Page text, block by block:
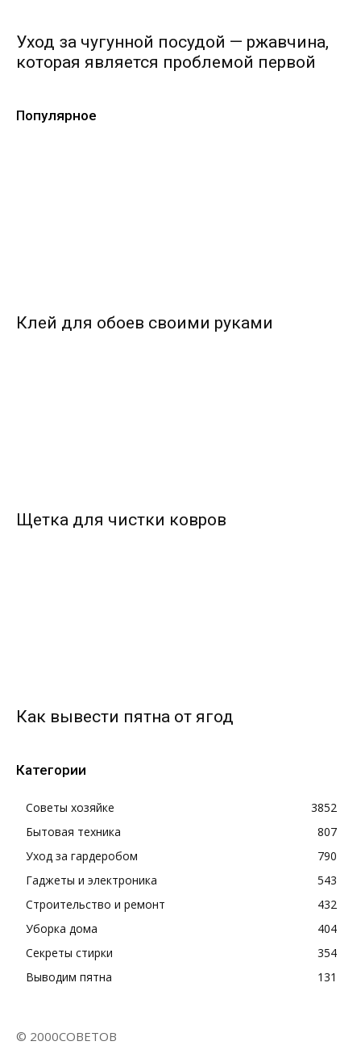
Уход за чугунной посудой — ржавчина,
которая является проблемой первой
Популярное
Клей для обоев своими руками
Щетка для чистки ковров
Как вывести пятна от ягод
Категории
Советы хозяйке
3852
Бытовая техника
807
Уход за гардеробом
790
Гаджеты и электроника
543
Строительство и ремонт
432
Уборка дома
404
Секреты стирки
354
Выводим пятна
131
© 2000СОВЕТОВ